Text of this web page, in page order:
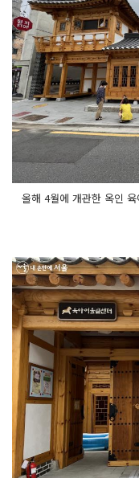
올해 4월에 개관한 옥인